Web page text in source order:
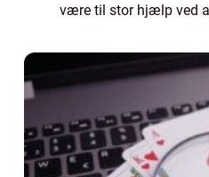
være til stor hjælp ved
bedemand ...